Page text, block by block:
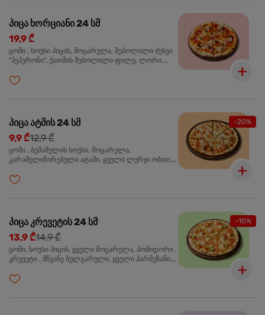
პიცა ხორციანი 24 სმ
19,9 ₾
ცომი , სოუსი პიცის, მოცარელა, შებოლილი ძეხვი
"პეპერონი", ქათმის შებოლილი ფილე, ლორი,
-20%
პიცა ატმის 24 სმ
9,9 ₾12,9 ₾
ცომი , ბეშამელის სოუსი, მოცარელა,
კარამელიზირებული ატამი, ყველი ლურჯი ობით,
-10%
პიცა კრევეტის 24 სმ
13,9 ₾14,9 ₾
ცომი, სოუსი პიცის, ყველი მოცარელა, პომიდორი ,
კრევეტი , მწვანე ბულგარული, ყველი პარმეზანი,